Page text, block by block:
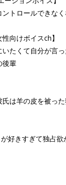
トロールできな
向けボイスch】
たくて自分が言
後輩
は羊の皮を被っ
が好きすぎて独占